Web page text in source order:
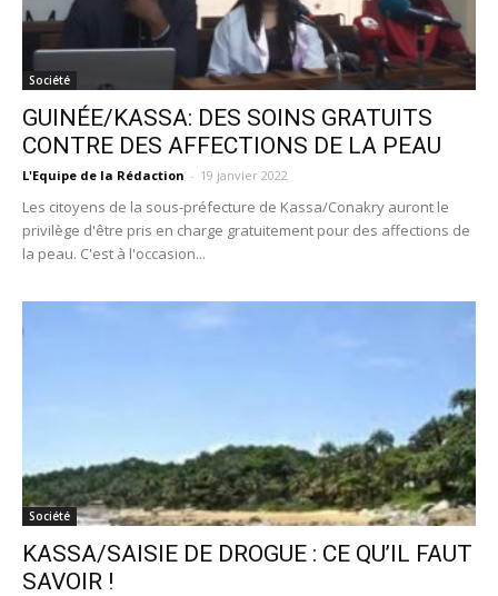
Société
GUINÉE/KASSA: DES SOINS GRATUITS
CONTRE DES AFFECTIONS DE LA PEAU
L'Equipe de la Rédaction - 19 janvier 2022
Les citoyens de la sous-préfecture de Kassa/Conakry auront le
privilège d'être pris en charge gratuitement pour des affections de
la peau. C'est à l'occasion...
Société
KASSA/SAISIE DE DROGUE : CE QU’IL FAUT
SAVOIR !